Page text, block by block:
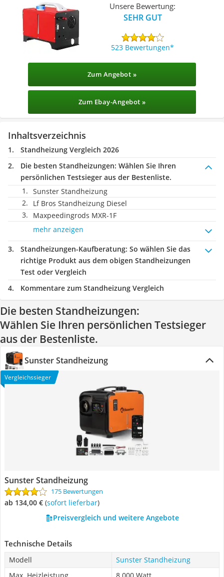
Unsere Bewertung:
SEHR GUT
523 Bewertungen
Zum Angebot »
Zum Ebay-Angebot »
Inhaltsverzeichnis
Standheizung Vergleich 2026
Die besten Standheizungen: Wählen Sie Ihren
persönlichen Testsieger aus der Bestenliste.
Sunster Standheizung
Lf Bros Standheizung Diesel
Maxpeedingrods ‎MXR-1F
mehr anzeigen
Standheizungen-Kaufberatung: So wählen Sie das
richtige Produkt aus dem obigen Standheizungen
Test oder Vergleich
Kommentare zum Standheizung Vergleich
Die besten Standheizungen:
Wählen Sie Ihren persönlichen Testsieger
aus der Bestenliste.
Sunster Standheizung
Vergleichssieger
Sunster Standheizung
175 Bewertungen
ab 134,00 € ( Sofort lieferbar)
Preisvergleich und weitere Angebote
Technische Details
Modell
Sunster Standheizung